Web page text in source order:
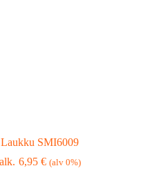
Laukku SMI6009
6,95 € (alv 0%)